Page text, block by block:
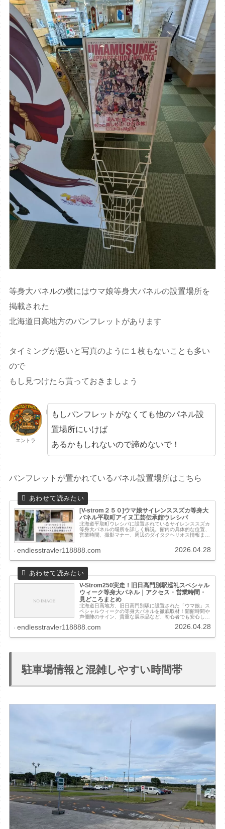
等身大パネルの横にはウマ娘等身大パネルの設置場所を
掲載された
北海道日高地方のパンフレットがあります
タイミングが悪いと写真のように１枚もないことも多い
ので
もし見つけたら貰っておきましょう
エントラ
もしパンフレットがなくても他のパネル設
置場所にいけば
あるかもしれないので諦めないで！
パンフレットが置かれているパネル設置場所はこちら
[V-strom２５０]ウマ娘サイレンススズカ等身大
パネル平取町アイヌ工芸伝承館ウレシパ
北海道平取町ウレシパに設置されているサイレンススズカ
等身大パネルの場所を詳しく解説。館内の具体的な位置、
営業時間、撮影マナー、周辺のダイタクヘリオス情報まで
endlesstravler118888.com 2026.04.28
V-Strom250実走！旧日高門別駅巡礼スペシャル
ウィーク等身大パネル｜アクセス・営業時間・
見どころまとめ
北海道日高地方、旧日高門別駅に設置された「ウマ娘」ス
ペシャルウィークの等身大パネルを徹底取材！開館時間や
声優陣のサイン、貴重な展示品など、初心者でも安心して
の記憶が交差する、ファンなら一度は訪れたい聖地の魅力
endlesstravler118888.com 2026.04.28
駐車場情報と混雑しやすい時間帯